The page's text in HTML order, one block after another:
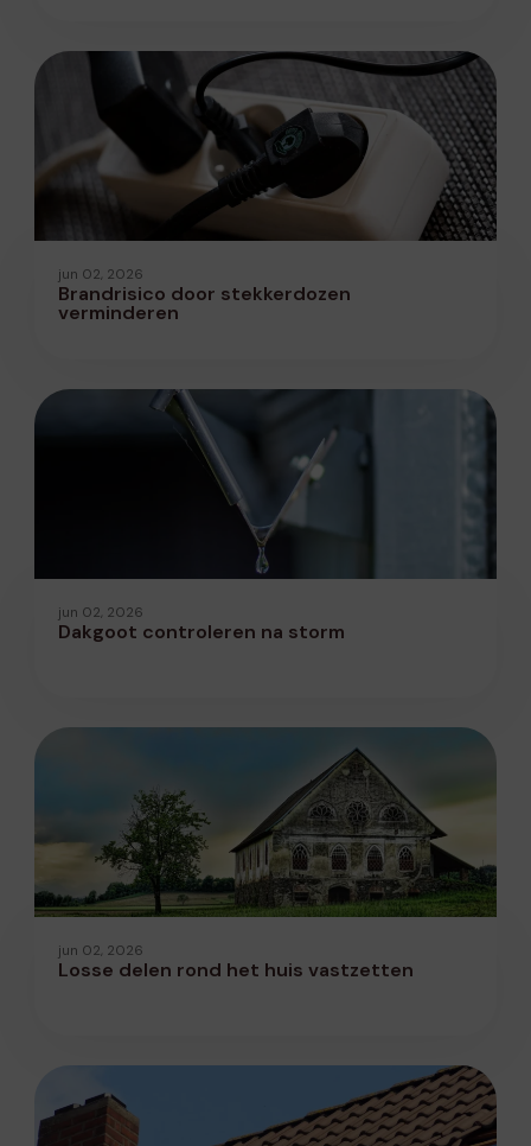
jun 02, 2026
Brandrisico door stekkerdozen
verminderen
jun 02, 2026
Dakgoot controleren na storm
jun 02, 2026
Losse delen rond het huis vastzetten